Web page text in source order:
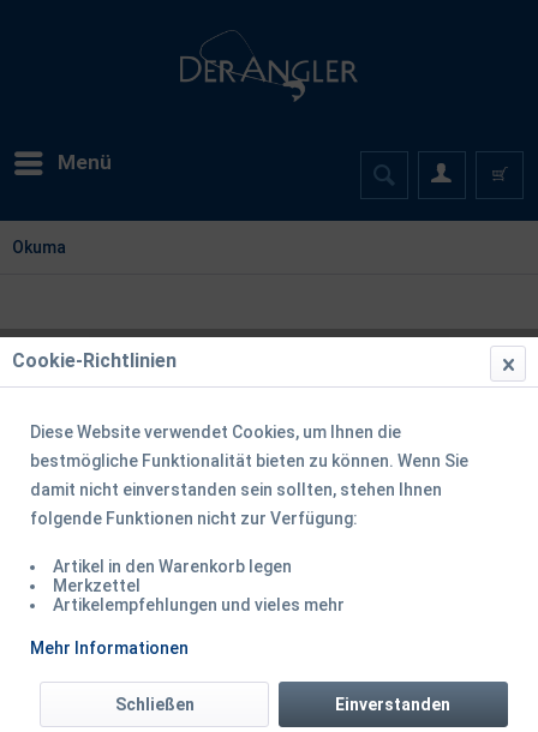
Menü
Okuma
Spule
Cookie-Richtlinien
Diese Website verwendet Cookies, um Ihnen die
bestmögliche Funktionalität bieten zu können. Wenn Sie
damit nicht einverstanden sein sollten, stehen Ihnen
folgende Funktionen nicht zur Verfügung:
Artikel in den Warenkorb legen
Merkzettel
Artikelempfehlungen und vieles mehr
Mehr Informationen
Einverstanden
Schließen